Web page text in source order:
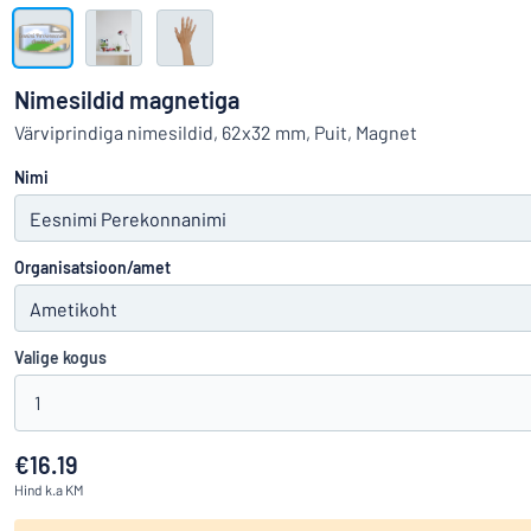
Kuva kõik kategooriad
Logige
sisse
Klienditeenindus
Eraklient /
Nimesildid magnetiga
Värviprindiga nimesildid, 62x32 mm, Puit, Magnet
Nimi
Organisatsioon/amet
Valige kogus
1
€16.19
Hind k.a KM